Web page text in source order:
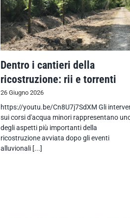
Dentro i cantieri della
ricostruzione: rii e torrenti
26 Giugno 2026
https://youtu.be/Cn8U7j7SdXM Gli
sui corsi d'acqua minori rappresentano
degli aspetti più importanti della
ricostruzione avviata dopo gli eventi
alluvionali [...]